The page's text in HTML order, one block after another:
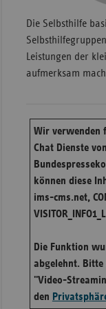
Die Selbsthilfe
Leistungen der
aufmerksam
Wir verwenden
Chat Dienste
können diese
ims-cms.net,
Die Funktion
abgelehnt. Bitte
"Video-
den